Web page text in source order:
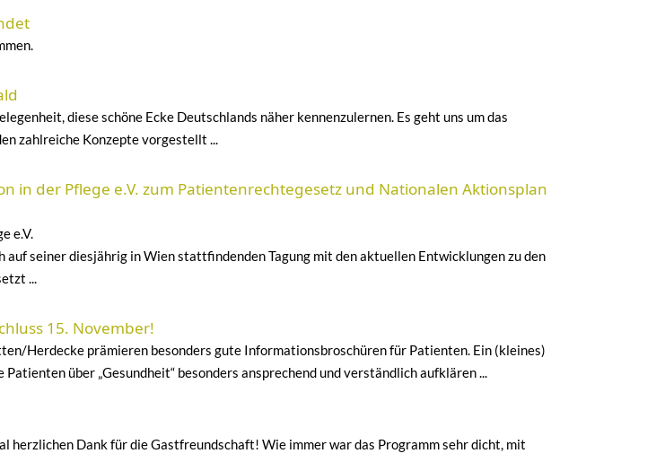
diese schöne Ecke Deutschlands näher kennenzulernen. Es geht uns um das
zahlreiche Konzepte vorgestellt ...
in der Pflege e.V. zum Patientenrechtegesetz und Nationalen Aktionsplan
e.V.
seiner diesjährig in Wien stattfindenden Tagung mit den aktuellen Entwicklungen zu den
...
15. November!
Herdecke prämieren besonders gute Informationsbroschüren für Patienten. Ein (kleines)
über „Gesundheit“ besonders ansprechend und verständlich aufklären ...
Dank für die Gastfreundschaft! Wie immer war das Programm sehr dicht, mit